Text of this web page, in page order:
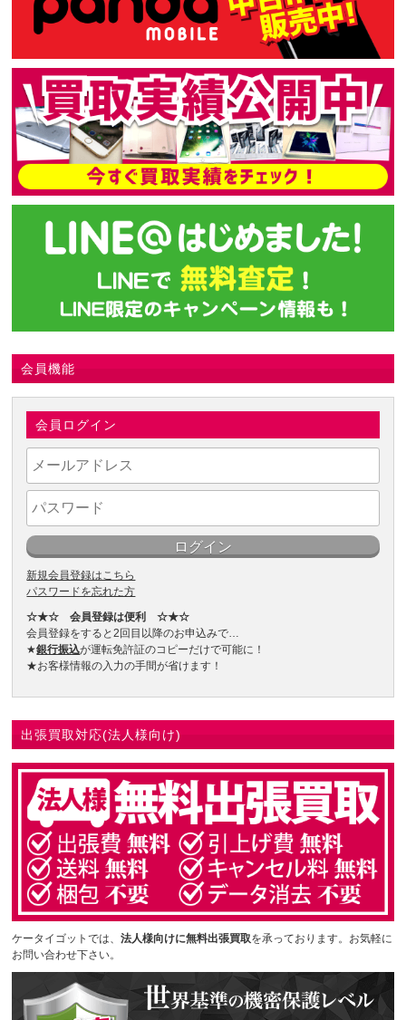
会員機能
会員ログイン
新規会員登録はこちら
パスワードを忘れた方
☆★☆ 会員登録は便利 ☆★☆
会員登録をすると2回目以降のお申込みで…
★銀行振込が運転免許証のコピーだけで可能に！
★お客様情報の入力の手間が省けます！
出張買取対応(法人様向け)
ケータイゴットでは、法人様向けに無料出張買取を承っております。お気軽に
お問い合わせ下さい。